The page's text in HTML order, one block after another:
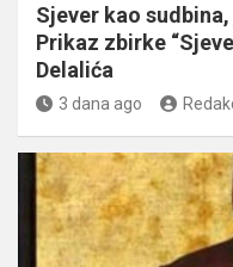
Sjever kao
Prikaz zbirke
Delalića
3 dana ago